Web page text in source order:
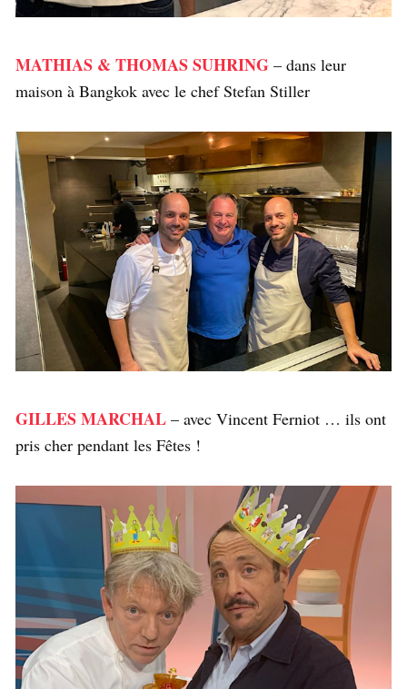
MATHIAS & THOMAS SUHRING – dans leur
maison à Bangkok avec le chef Stefan Stiller
GILLES MARCHAL – avec Vincent Ferniot … ils ont
pris cher pendant les Fêtes !